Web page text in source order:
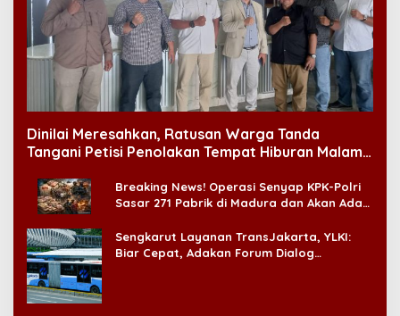
Dinilai Meresahkan, Ratusan Warga Tanda
Tangani Petisi Penolakan Tempat Hiburan Malam
Breaking News! Operasi Senyap KPK-Polri
Sasar 271 Pabrik di Madura dan Akan Ada
Sengkarut Layanan TransJakarta, YLKI:
Biar Cepat, Adakan Forum Dialog